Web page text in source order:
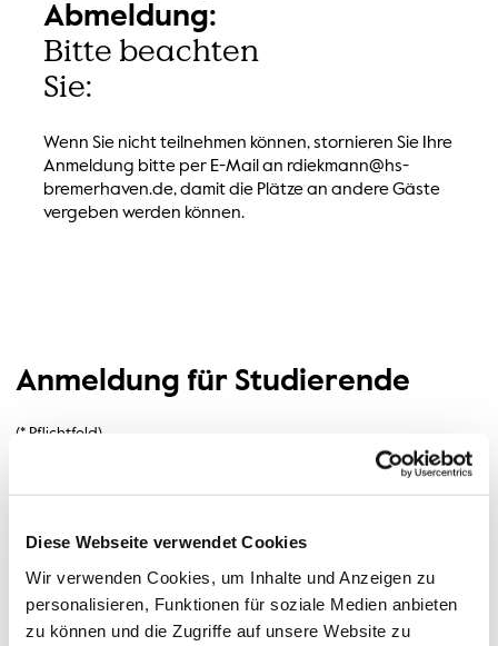
Diese Webseite verwendet Cookies
Wir verwenden Cookies, um Inhalte und Anzeigen zu
personalisieren, Funktionen für soziale Medien anbieten
zu können und die Zugriffe auf unsere Website zu
Abmeldung:
Bitte beachten
Sie:
Wenn Sie nicht teilnehmen können, stornieren Sie Ihre
Anmeldung bitte per E-Mail an rdiekmann@hs-
bremerhaven.de, damit die Plätze an andere Gäste
vergeben werden können.
Anmeldung für Studierende
(* Pflichtfeld)
Pflichtfelder sind mit einem Sternchen (*) gekennzeichnet und
*
Ich nehme an der Mittagssession teil.
Ich nehme an der Nachmittagssession teil.